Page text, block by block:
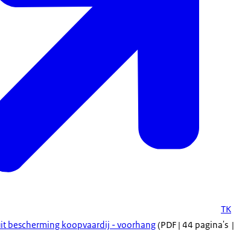
TK
bescherming koopvaardij - voorhang(PDF | 44 pagina's |